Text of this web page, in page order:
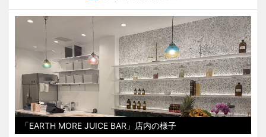
「EARTH MORE JUICE BAR」店内の様子